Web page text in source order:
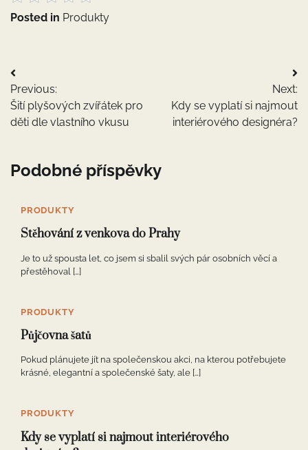
Posted in Produkty
Navigace
pro
příspěvek
Previous:
Šití plyšových zvířátek pro
děti dle vlastního vkusu
Next:
Kdy se vyplatí si najmout
interiérového designéra?
Podobné příspěvky
PRODUKTY
Stěhování z venkova do Prahy
Je to už spousta let, co jsem si sbalil svých pár osobních věcí a
přestěhoval […]
PRODUKTY
Půjčovna šatů
Pokud plánujete jít na společenskou akci, na kterou potřebujete
krásné, elegantní a společenské šaty, ale […]
PRODUKTY
Kdy se vyplatí si najmout interiérového